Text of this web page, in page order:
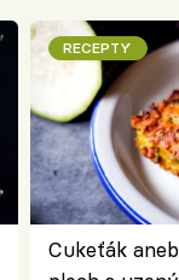
RECEPTY
Cukeťák